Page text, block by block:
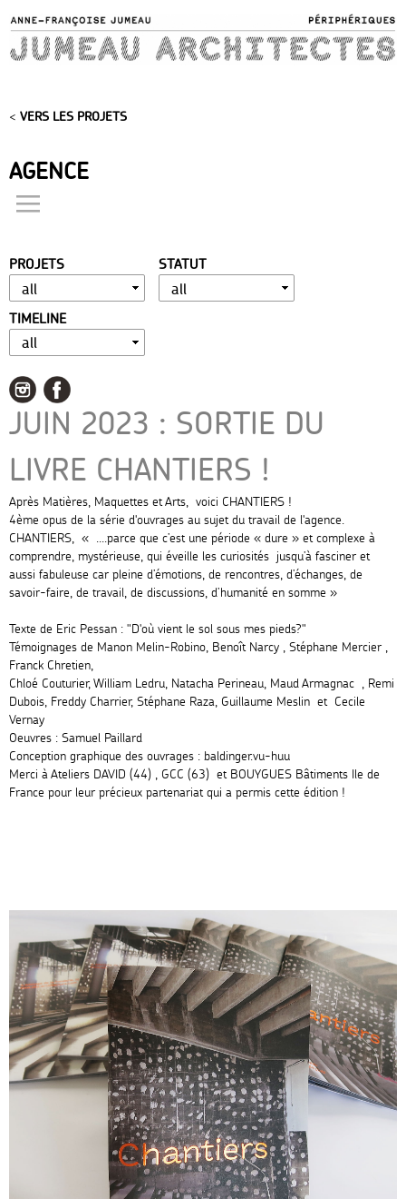
main
content
< VERS LES PROJETS
AGENCE
présentation
distinctions
publications
portfolio
contact
PROJETS STATUT
TIMELINE
JUIN 2023 : SORTIE DU
LIVRE CHANTIERS !
Après Matières, Maquettes et Arts, voici CHANTIERS !
4ème opus de la série d'ouvrages au sujet du travail de l'agence.
CHANTIERS, « ....parce que c’est une période « dure » et complexe à
comprendre, mystérieuse, qui éveille les curiosités jusqu’à fasciner et
aussi fabuleuse car pleine d’émotions, de rencontres, d’échanges, de
savoir-faire, de travail, de discussions, d’humanité en somme »
Texte de Eric Pessan : "D'où vient le sol sous mes pieds?"
Témoignages de Manon Melin-Robino, Benoît Narcy , Stéphane Mercier ,
Franck Chretien,
Chloé Couturier, William Ledru, Natacha Perineau, Maud Armagnac , Remi
Dubois, Freddy Charrier, Stéphane Raza, Guillaume Meslin et Cecile
Vernay
Oeuvres : Samuel Paillard
Conception graphique des ouvrages : baldinger.vu-huu
Merci à Ateliers DAVID (44) , GCC (63) et BOUYGUES Bâtiments Ile de
France pour leur précieux partenariat qui a permis cette édition !